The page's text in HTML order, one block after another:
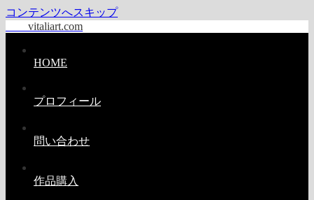
コンテンツへスキップ
vitaliart.com
HOME
プロフィール
問い合わせ
作品購入